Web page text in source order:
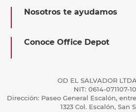
Nosotros te ayudamos
Conoce Office Depot
OD EL SALVADOR
NIT: 0614-071107-
Dirección: Paseo General Escalón,
1323 Col. Escalón, San